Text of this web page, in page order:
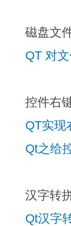
磁盘文
QT 对
控件右
QT实现
Qt之给
汉字转
Qt汉字